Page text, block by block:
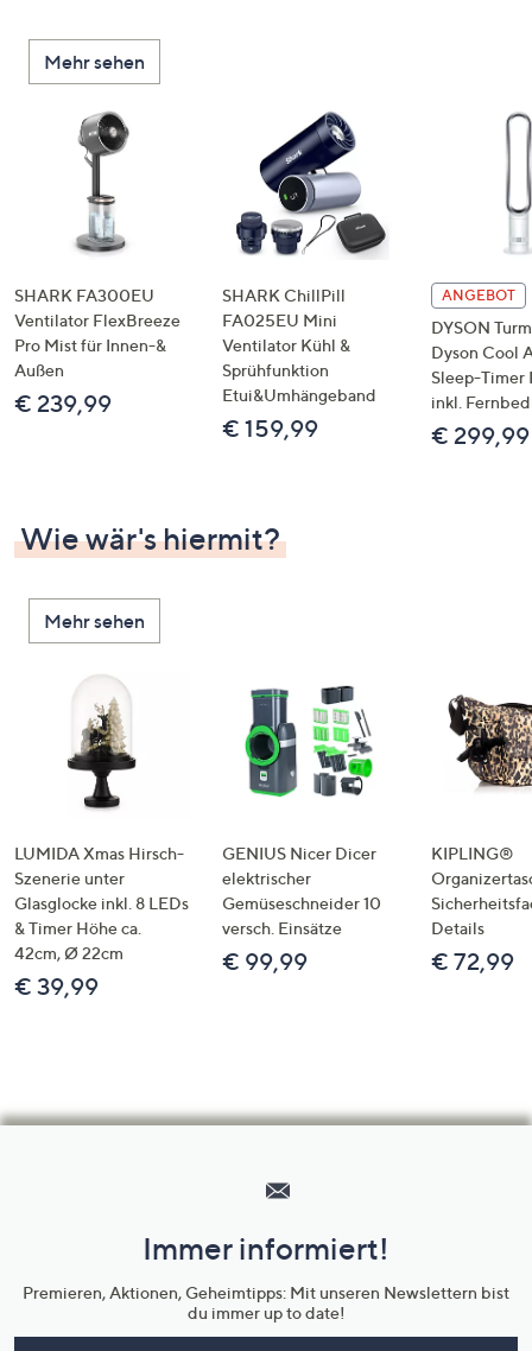
Mehr sehen
SHARK FA300EU
Ventilator FlexBreeze
Pro Mist für Innen-&
Außen
€ 239,99
SHARK ChillPill
FA025EU Mini
Ventilator Kühl &
Sprühfunktion
Etui&Umhängeband
€ 159,99
ANGEBOT
DYSON
Dyson Cool
Sleep-Timer
inkl.
€ 299,99
Wie wär's hiermit?
Mehr sehen
LUMIDA Xmas Hirsch-
Szenerie unter
Glasglocke inkl. 8 LEDs
& Timer Höhe ca.
42cm, Ø 22cm
€ 39,99
GENIUS Nicer Dicer
elektrischer
Gemüseschneider 10
versch. Einsätze
€ 99,99
KIPLING®
Details
€ 72,99
Unternehmensinformationen
Immer informiert!
Premieren, Aktionen, Geheimtipps: Mit unseren Newslettern bist
du immer up to date!